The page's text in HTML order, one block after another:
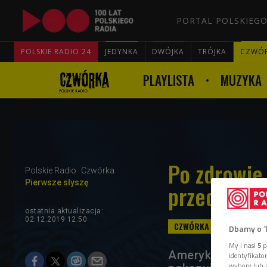
PORTAL
POLSKIE RADIO 24 JEDYNKA DWÓJKA TRÓJKA
PLAYLISTA MUZYKA
Polskie Radio
Czwórka
Pierwsze słyszę
Po
przed
ostatnia aktualizacja:
02.12.2019 12:50
Amerykańscy
Dbamy o
My i nasi 5